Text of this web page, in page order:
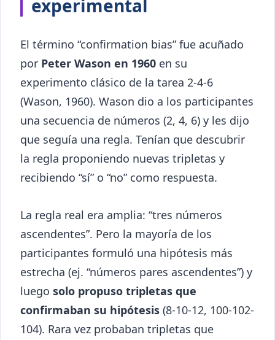
experimental
El término “confirmation bias” fue acuñado
por Peter Wason en 1960 en su
experimento clásico de la tarea 2-4-6
(Wason, 1960). Wason dio a los participantes
una secuencia de números (2, 4, 6) y les dijo
que seguía una regla. Tenían que descubrir
la regla proponiendo nuevas tripletas y
recibiendo “sí” o “no” como respuesta.
La regla real era amplia: “tres números
ascendentes”. Pero la mayoría de los
participantes formuló una hipótesis más
estrecha (ej. “números pares ascendentes”) y
luego solo propuso tripletas que
confirmaban su hipótesis (8-10-12, 100-102-
104). Rara vez probaban tripletas que